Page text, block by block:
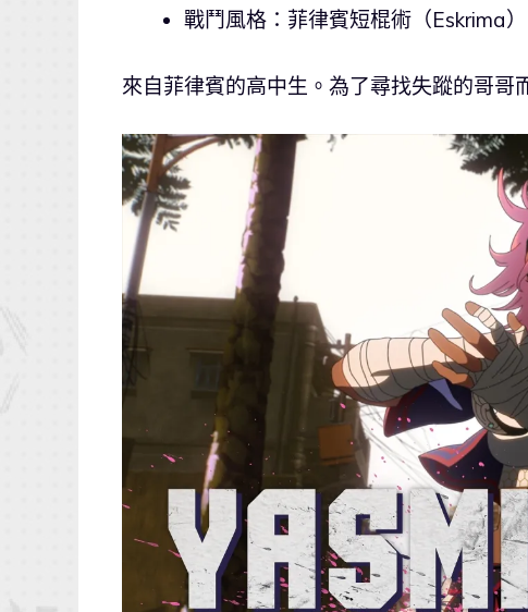
戰鬥風格：菲律賓短棍術（Eskrima）
來自菲律賓的高中生。為了尋找失蹤的哥哥